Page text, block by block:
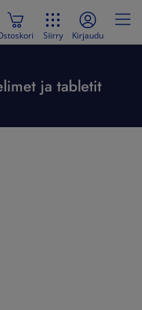
Siirry Kirjaudu
ja tabletit